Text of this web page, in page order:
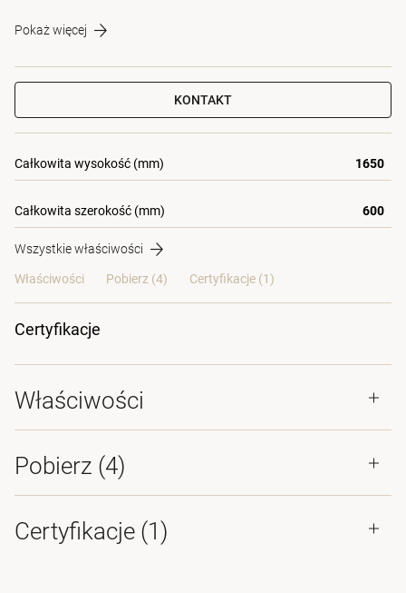
Pokaż więcej
KONTAKT
Całkowita wysokość (mm) 1650
Całkowita szerokość (mm) 600
Wszystkie właściwości
Właściwości Pobierz (4) Certyfikacje (1)
Certyfikacje
Właściwości
Pobierz (4)
Certyfikacje (1)